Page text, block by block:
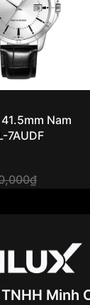
Nam
7AUDF
Minh